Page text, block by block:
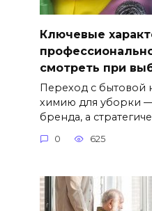
Ключевые
смотреть при
Переход с бытовой
химию для уборки
бренда, а
0 625